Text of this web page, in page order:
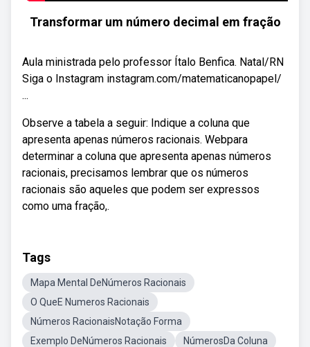
Transformar um número decimal em fração
Aula ministrada pelo professor Ítalo Benfica. Natal/RN
Siga o Instagram instagram.com/matematicanopapel/
...
Observe a tabela a seguir: Indique a coluna que
apresenta apenas números racionais. Webpara
determinar a coluna que apresenta apenas números
racionais, precisamos lembrar que os números
racionais são aqueles que podem ser expressos
como uma fração,.
Tags
Mapa Mental DeNúmeros Racionais
O QueE Numeros Racionais
Números RacionaisNotação Forma
Exemplo DeNúmeros Racionais
NúmerosDa Coluna